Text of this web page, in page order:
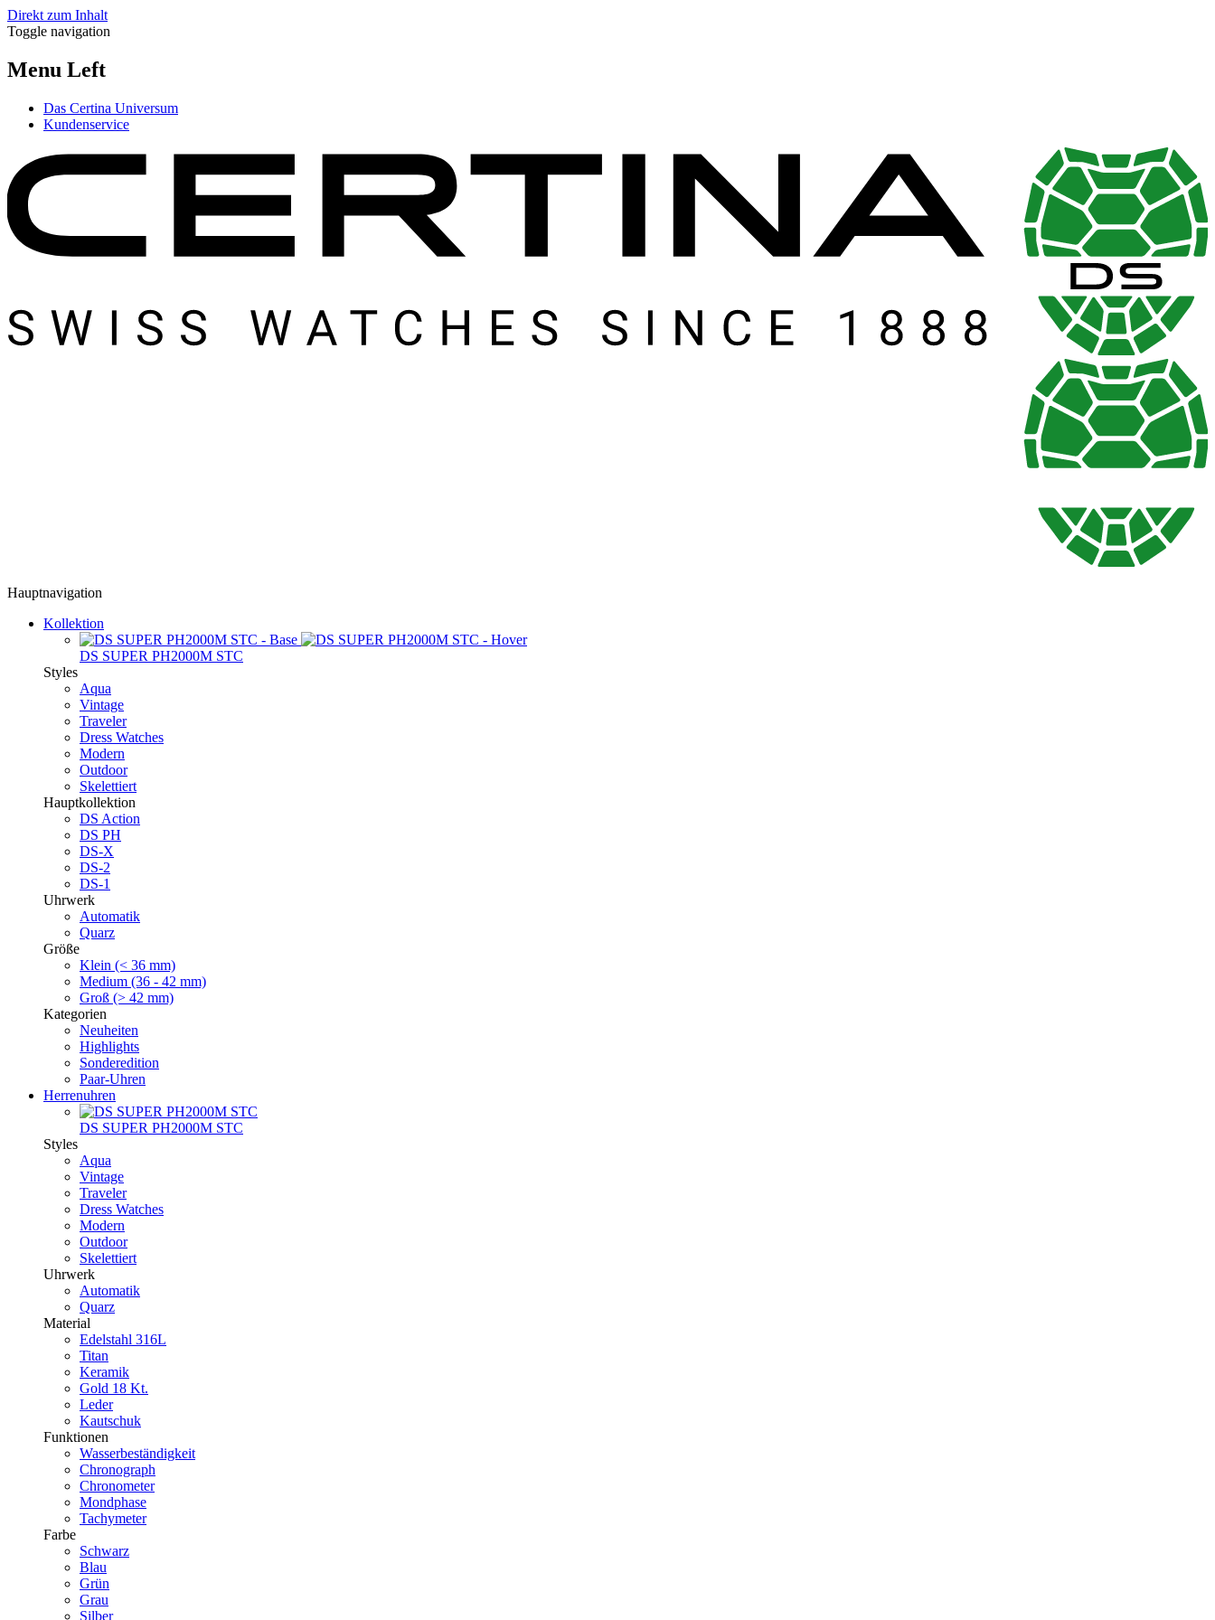
Direkt zum Inhalt
Toggle navigation
Menu Left
Das Certina Universum
Kundenservice
Hauptnavigation
Kollektion
DS SUPER PH2000M STC
Styles
Aqua
Vintage
Traveler
Dress Watches
Modern
Outdoor
Skelettiert
Hauptkollektion
DS Action
DS PH
DS-X
DS-2
DS-1
Uhrwerk
Automatik
Quarz
Größe
Klein (< 36 mm)
Medium (36 - 42 mm)
Groß (> 42 mm)
Kategorien
Neuheiten
Highlights
Sonderedition
Paar-Uhren
Herrenuhren
DS SUPER PH2000M STC
Styles
Aqua
Vintage
Traveler
Dress Watches
Modern
Outdoor
Skelettiert
Uhrwerk
Automatik
Quarz
Material
Edelstahl 316L
Titan
Keramik
Gold 18 Kt.
Leder
Kautschuk
Funktionen
Wasserbeständigkeit
Chronograph
Chronometer
Mondphase
Tachymeter
Farbe
Schwarz
Blau
Grün
Grau
Silber